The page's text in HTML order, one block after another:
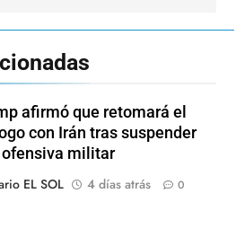
afirmó que retomará el
con Irán tras suspender
ofensiva militar
EL SOL
4 días atrás 0